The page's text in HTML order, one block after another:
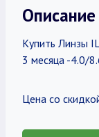
Описание
Купить Линзы
3 месяца -4.0/
Цена со